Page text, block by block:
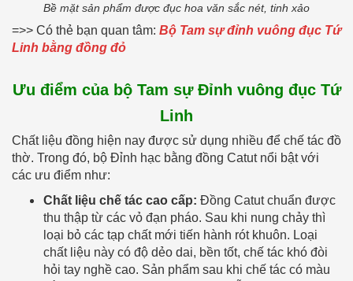
Bề mặt sản phẩm được đục hoa văn sắc nét, tinh xảo
=>> Có thẻ bạn quan tâm: Bộ Tam sự đỉnh vuông đục Tứ
Linh bằng đồng đỏ
Ưu điểm của bộ Tam sự Đỉnh vuông đục Tứ
Linh
Chất liệu đồng hiện nay được sử dụng nhiều để chế tác đồ
thờ. Trong đó, bộ Đỉnh hạc bằng đồng Catut nổi bật với
các ưu điểm như:
Chất liệu chế tác cao cấp: Đồng Catut chuẩn được
thu thập từ các vỏ đạn pháo. Sau khi nung chảy thì
loại bỏ các tạp chất mới tiến hành rót khuôn. Loại
chất liệu này có độ dẻo dai, bền tốt, chế tác khó đòi
hỏi tay nghề cao. Sản phẩm sau khi chế tác có màu